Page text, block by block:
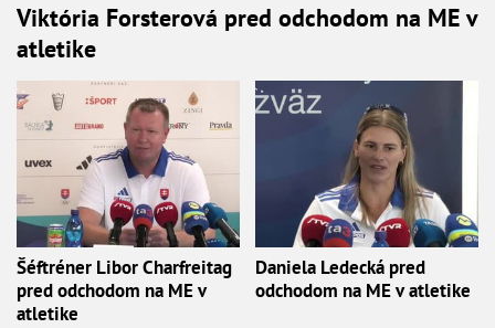
Viktória Forsterová pred odchodom na ME v
atletike
Šéftréner Libor Charfreitag
pred odchodom na ME v
atletike
Daniela Ledecká pred
odchodom na ME v atletike